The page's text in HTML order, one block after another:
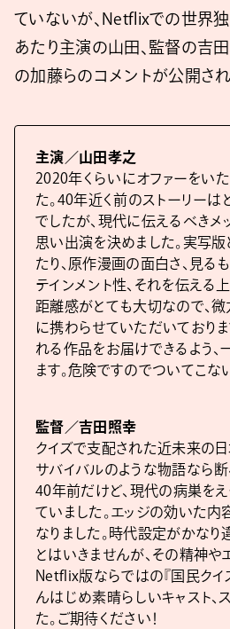
ていないが、Netflixでの世界
あたり主演の山田、監督の吉
の加藤らのコメントが公開され
主演／山田孝之
2020年くらいにオファーをい
た。40年近く前のストーリー
でしたが、現代に伝えるべきメ
思い出演を決めました。実写
たり、原作漫画の面白さ、見る
テインメント性、それを伝える
距離感がとても大切なので、
に携わらせていただいておりま
れる作品をお届けできるよう、
ます。危険ですのでついてこな
監督／吉田照幸
クイズで支配された近未来の
サバイバルのような物語なら断
40年前だけど、現代の病巣を
ていました。エッジの効いた内
なりました。時代設定がかなり
とはいきませんが、その精神や
Netflix版ならではの『国民クイ
んはじめ素晴らしいキャスト、
た。ご期待ください！